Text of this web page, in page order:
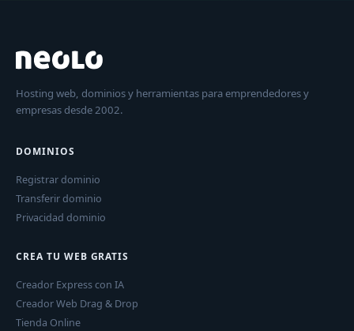
Hosting web, dominios y herramientas para emprendedores y
empresas desde 2002.
DOMINIOS
Registrar dominio
Transferir dominio
Privacidad dominio
CREA TU WEB GRATIS
Creador Express con IA
Creador Web Drag & Drop
Tienda Online